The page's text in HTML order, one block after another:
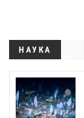
НАУКА